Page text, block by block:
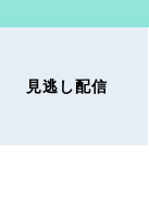
見逃し配信